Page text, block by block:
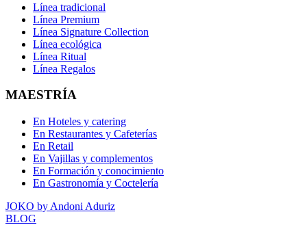
Línea tradicional
Línea Premium
Línea Signature Collection
Línea ecológica
Línea Ritual
Línea Regalos
MAESTRÍA
En Hoteles y catering
En Restaurantes y Cafeterías
En Retail
En Vajillas y complementos
En Formación y conocimiento
En Gastronomía y Coctelería
JOKO by Andoni Aduriz
BLOG